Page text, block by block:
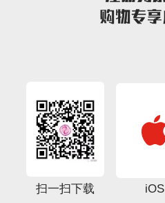
扫一扫下载 iOS